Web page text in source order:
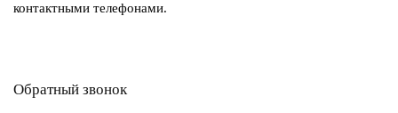
контактными телефонами.
Обратный звонок